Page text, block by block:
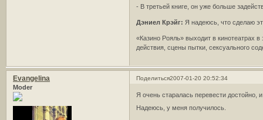
- В третьей книге, он уже больше
Дэниел Крэйг: Я надеюсь, что сделаю
«Казино Рояль» выходит в кинотеатрах
действия, сцены пытки, сексуального
Поделиться2007-01-20 20:52:34
Evangelina
Moder
Я очень старалась перевести достойно,
Надеюсь, у меня получилось.